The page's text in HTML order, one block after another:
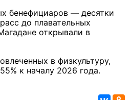
бенефициаров — десятки
до плавательных
открывали в
в физкультуру,
к началу 2026 года.